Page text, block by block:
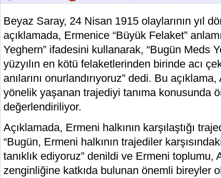
Beyaz Saray, 24 Nisan 1915 olaylarının yıl
açıklamada, Ermenice “Büyük Felaket”
Yeghern” ifadesini kullanarak, “Bugün Meds
yüzyılın en kötü felaketlerinden birinde acı
anılarını onurlandırıyoruz” dedi. Bu
yönelik yaşanan trajediyi tanıma konusunda
değerlendiriliyor.
Açıklamada, Ermeni halkının karşılaştığı
“Bugün, Ermeni halkının trajediler
tanıklık ediyoruz” denildi ve Ermeni toplumu,
zenginliğine katkıda bulunan önemli bireyler